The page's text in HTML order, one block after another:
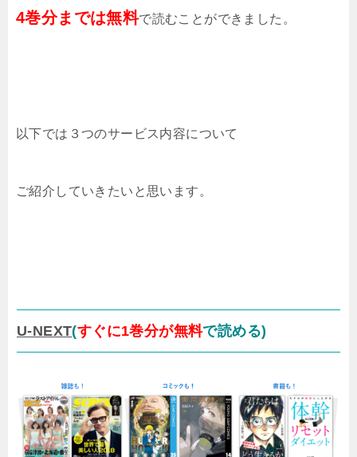
4巻分までは無料で読むことができました。
以下では３つのサービス内容について
ご紹介していきたいと思います。
U-NEXT(すぐに1巻分が無料で読める)